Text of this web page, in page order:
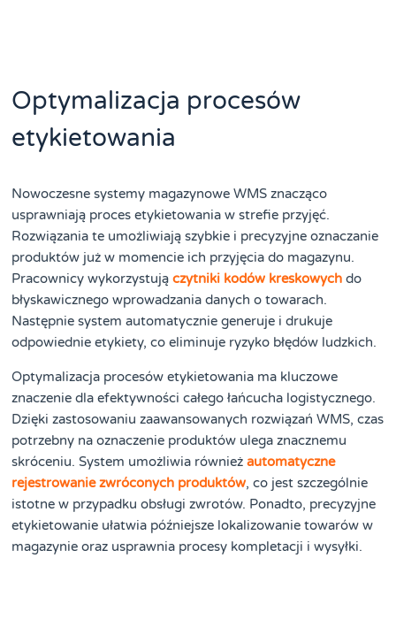
Optymalizacja procesów
etykietowania
Nowoczesne systemy magazynowe WMS znacząco
usprawniają proces etykietowania w strefie przyjęć.
Rozwiązania te umożliwiają szybkie i precyzyjne oznaczanie
produktów już w momencie ich przyjęcia do magazynu.
Pracownicy wykorzystujączytniki kodów kreskowych do
błyskawicznego wprowadzania danych o towarach.
Następnie system automatycznie generuje i drukuje
odpowiednie etykiety, co eliminuje ryzyko błędów ludzkich.
Optymalizacja procesów etykietowania ma kluczowe
znaczenie dla efektywności całego łańcucha logistycznego.
Dzięki zastosowaniu zaawansowanych rozwiązań WMS, czas
potrzebny na oznaczenie produktów ulega znacznemu
skróceniu. System umożliwia równieżautomatyczne
rejestrowanie zwróconych produktów, co jest szczególnie
istotne w przypadku obsługi zwrotów. Ponadto, precyzyjne
etykietowanie ułatwia późniejsze lokalizowanie towarów w
magazynie oraz usprawnia procesy kompletacji i wysyłki.